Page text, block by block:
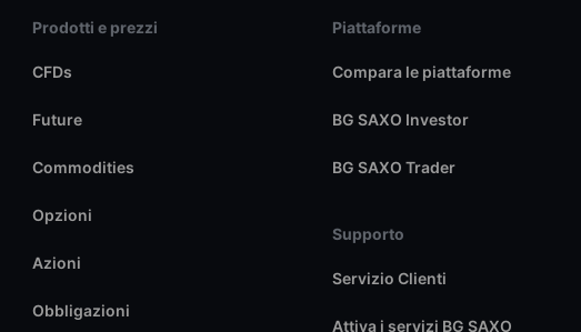
Prodotti e prezzi
CFDs
Future
Commodities
Opzioni
Azioni
Obbligazioni
Piattaforme
Compara le piattaforme
BG SAXO Investor
BG SAXO Trader
Supporto
Servizio Clienti
Attiva i servizi BG SAXO